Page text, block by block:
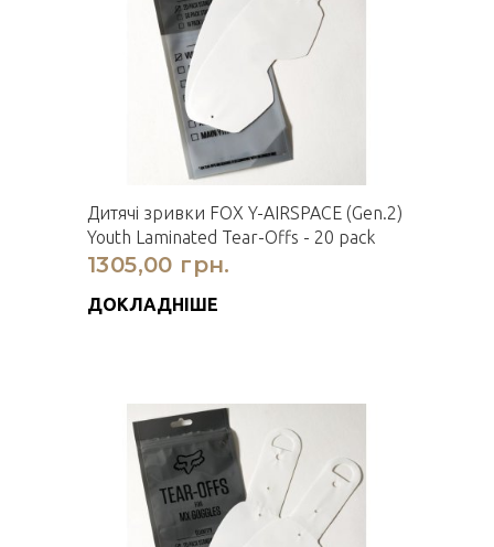
Дитячi зривки FOX Y-AIRSPACE (Gen.2)
Youth Laminated Tear-Offs - 20 pack
1305,00 грн.
ДОКЛАДНІШЕ